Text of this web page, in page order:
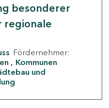
besonderer
regionale
Fördernehmer:
Kommunen
und